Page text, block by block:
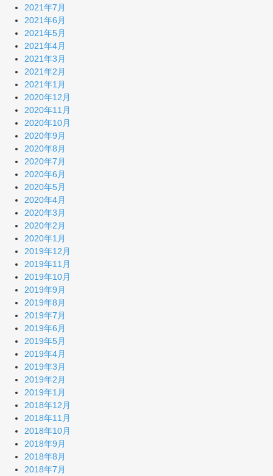
2021年7月
2021年6月
2021年5月
2021年4月
2021年3月
2021年2月
2021年1月
2020年12月
2020年11月
2020年10月
2020年9月
2020年8月
2020年7月
2020年6月
2020年5月
2020年4月
2020年3月
2020年2月
2020年1月
2019年12月
2019年11月
2019年10月
2019年9月
2019年8月
2019年7月
2019年6月
2019年5月
2019年4月
2019年3月
2019年2月
2019年1月
2018年12月
2018年11月
2018年10月
2018年9月
2018年8月
2018年7月